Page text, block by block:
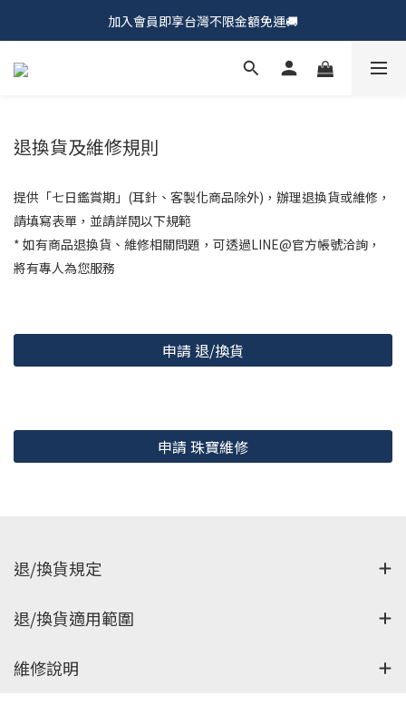
𝗖𝗵𝘂𝗠𝗘 𝗗𝗢𝗧｜新品上市𝟵𝟱折🍩
加入會員即享台灣不限金額免運🚚
𝗖𝗵𝘂𝗠𝗘 𝗗𝗢𝗧｜新品上市𝟵𝟱折🍩
退換貨及維修規則
提供「七日鑑賞期」(耳針、客製化商品除外)， 辦理退換貨或維修，
請填寫表單，並請詳閱以下規範
* 如有商品退換貨、維修相關問題，可透過LINE@官方帳號洽詢，
將有專人為您服務
申請 退/換貨
申請 珠寶維修
退/換貨規定
退/換貨適⽤範圍
維修說明